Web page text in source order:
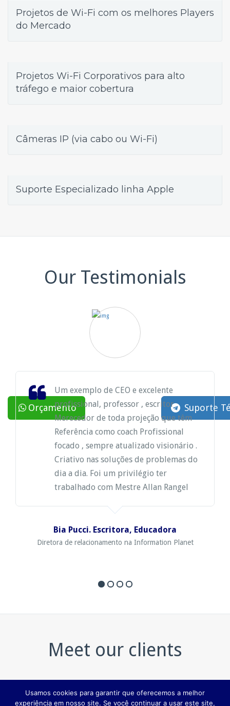
Orçamento Suporte
Projetos de Wi-Fi com os melhores Players
do Mercado
Projetos Wi-Fi Corporativos para alto
tráfego e maior cobertura
Câmeras IP (via cabo ou Wi-Fi)
Suporte Especializado linha Apple
Our Testimonials
Um exemplo de CEO e excelente
profissional, professor , escritor
Merecedor de toda projeção que têm
Referência como coach Profissional
focado , sempre atualizado visionário .
Criativo nas soluções de problemas do
dia a dia. Foi um privilégio ter
trabalhado com Mestre Allan Rangel
Bia Pucci. Escritora, Educadora
Diretora de relacionamento na Information Planet
Meet our clients
Usamos cookies para garantir que oferecemos a melhor
experiência em nosso site. Se você continuar a usar este site,